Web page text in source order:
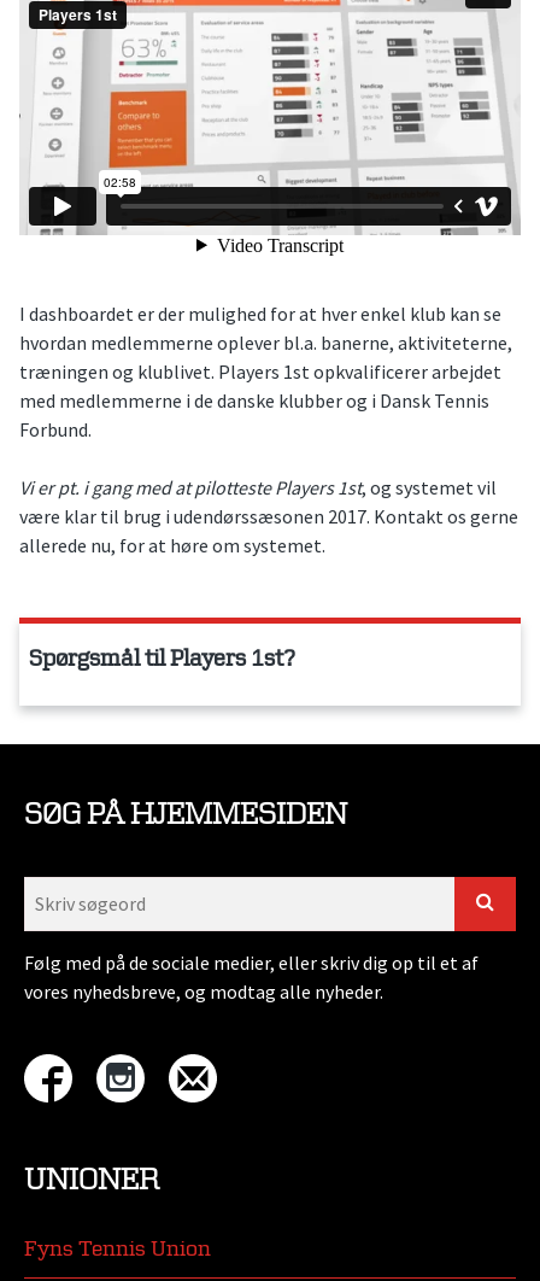
I dashboardet er der mulighed for at hver enkel klub kan se
hvordan medlemmerne oplever bl.a. banerne, aktiviteterne,
træningen og klublivet. Players 1st opkvalificerer arbejdet
med medlemmerne i de danske klubber og i Dansk Tennis
Forbund.
Vi er pt. i gang med at pilotteste Players 1st, og systemet vil
være klar til brug i udendørssæsonen 2017. Kontakt os gerne
allerede nu, for at høre om systemet.
Spørgsmål til Players 1st?
SØG PÅ HJEMMESIDEN
Følg med på de sociale medier, eller skriv dig op til et af
vores nyhedsbreve, og modtag alle nyheder.
UNIONER
Fyns Tennis Union